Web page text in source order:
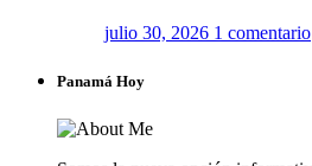
julio 30, 2026 1 comentario
Panamá Hoy